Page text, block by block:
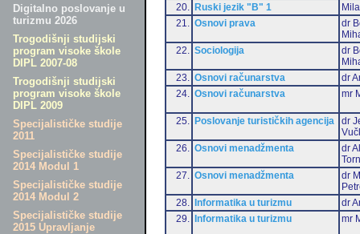
Digitalno poslovanje u
turizmu 2026
Trogodišnji studijski
program visoke škole
DIPL 2007-08
Trogodišnji studijski
program visoke škole
DIPL 2009
Specijalističke studije
2011
Specijalističke studije
2014 Modul 1
Specijalističke studije
2014 Modul 2
Specijalističke studije
2015 Upravljanje
20. Ruski jezik "B" 1
21.
Osnovi prava
dr
22.
Sociologija
dr
23.
Osnovi računarstva
dr
24.
Osnovi računarstva mr
25. Poslovanje turističkih agencija
dr
26.
Osnovi menadžmenta
dr
27.
Osnovi menadžmenta
dr
28.
Informatika u turizmu
dr
29.
Informatika u turizmu mr